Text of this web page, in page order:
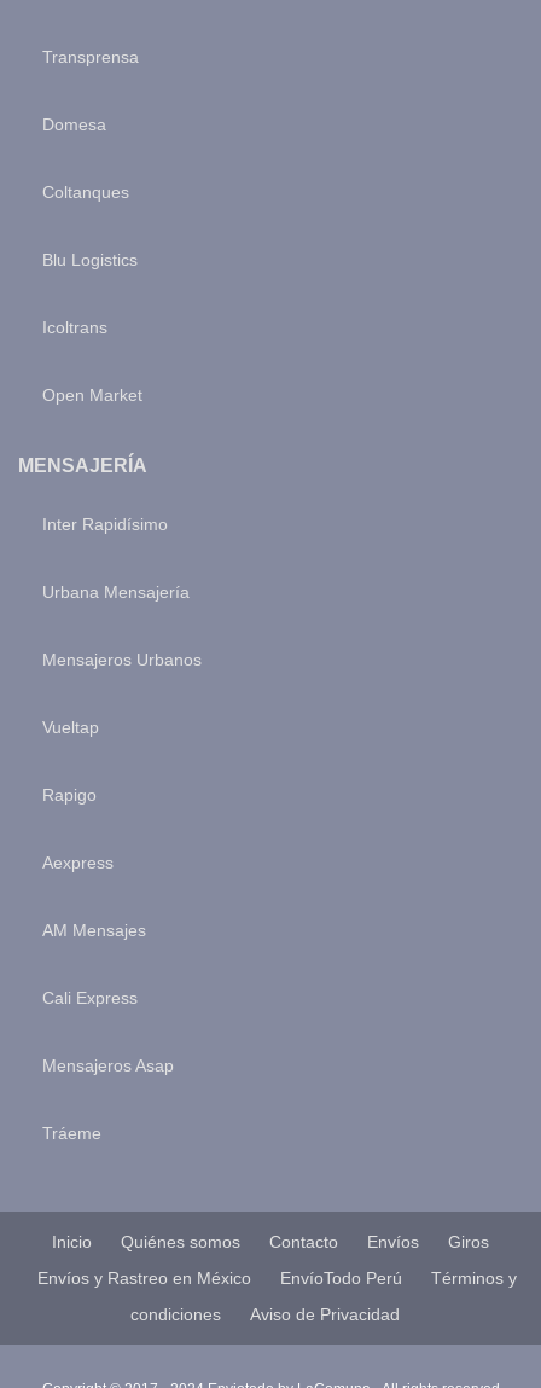
Transprensa
Domesa
Coltanques
Blu Logistics
Icoltrans
Open Market
MENSAJERÍA
Inter Rapidísimo
Urbana Mensajería
Mensajeros Urbanos
Vueltap
Rapigo
Aexpress
AM Mensajes
Cali Express
Mensajeros Asap
Tráeme
Inicio Quiénes somos Contacto Envíos
Giros
Envíos y Rastreo en México
EnvíoTodo Perú
Términos y
condiciones
Aviso de Privacidad